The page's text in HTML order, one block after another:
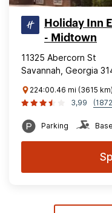
Holiday Inn
- Midtown
11325 Abercorn St
Savannah, Georgia
224:00.46 mi (3615
3,99
Parking